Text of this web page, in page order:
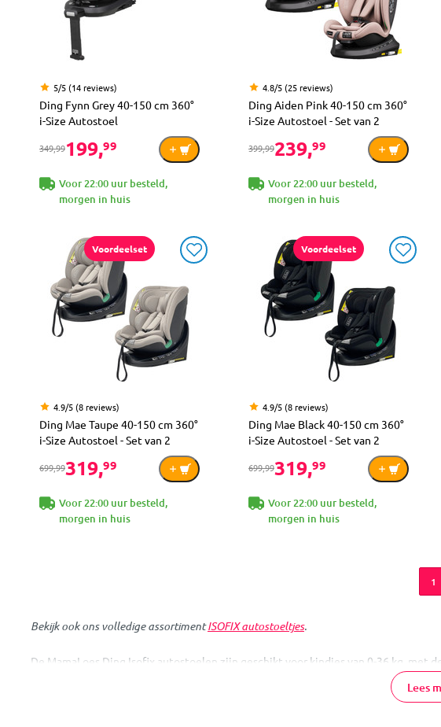
5/5 (14 reviews)
Ding Fynn Grey 40-150 cm 360°
i-Size Autostoel
349,99199,99
Voor 22:00 uur besteld,
morgen in huis
4.8/5 (25 reviews)
Ding Aiden Pink 40-150 cm 360°
i-Size Autostoel - Set van 2
399,99239,99
Voor 22:00 uur besteld,
morgen in huis
Voordeelset
4.9/5 (8 reviews)
Ding Mae Taupe 40-150 cm 360°
i-Size Autostoel - Set van 2
699,99319,99
Voor 22:00 uur besteld,
morgen in huis
Voordeelset
4.9/5 (8 reviews)
Ding Mae Black 40-150 cm 360°
i-Size Autostoel - Set van 2
699,99319,99
Voor 22:00 uur besteld,
morgen in huis
1
Bekijk ook ons volledige assortimentISOFIX autostoeltjes.
De MamaLoes Ding Isofix autostoelen zijn geschikt voor kindjes van 0-36 kg,
Lees